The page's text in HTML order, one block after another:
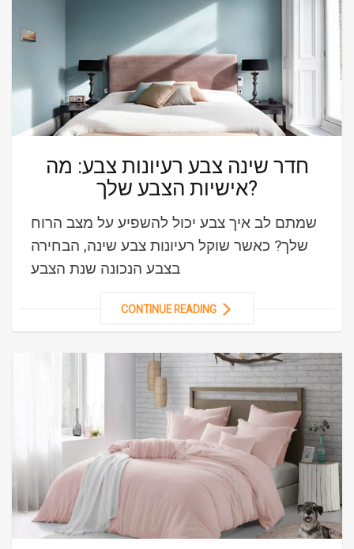
חדר שינה צבע רעיונות צבע: מה
אישיות הצבע שלך?
שמתם לב איך צבע יכול להשפיע על מצב הרוח
שלך? כאשר שוקל רעיונות צבע שינה, הבחירה
בצבע הנכונה שנת הצבע
CONTINUE READING